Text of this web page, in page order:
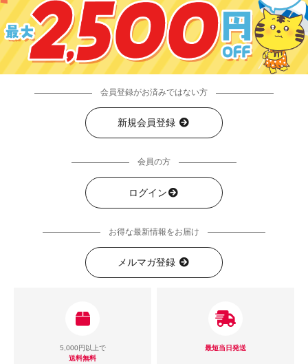
会員登録がお済みではない方
新規会員登録
会員の方
ログイン
お得な最新情報をお届け
メルマガ登録
5,000円以上で
送料無料
最短当日発送